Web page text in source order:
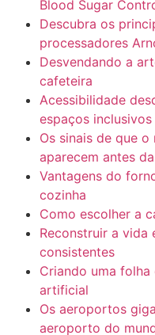
Blood Sugar
Descubra os
processadores
Desvendando a
cafeteira
Acessibilidade
espaços
Os sinais de que
aparecem antes
Vantagens do
cozinha
Como escolher a
Reconstruir a vida
consistentes
Criando uma
artificial
Os aeroportos
aeroporto do